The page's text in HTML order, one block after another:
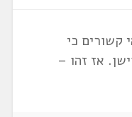
קשורים כי
אז זהו –